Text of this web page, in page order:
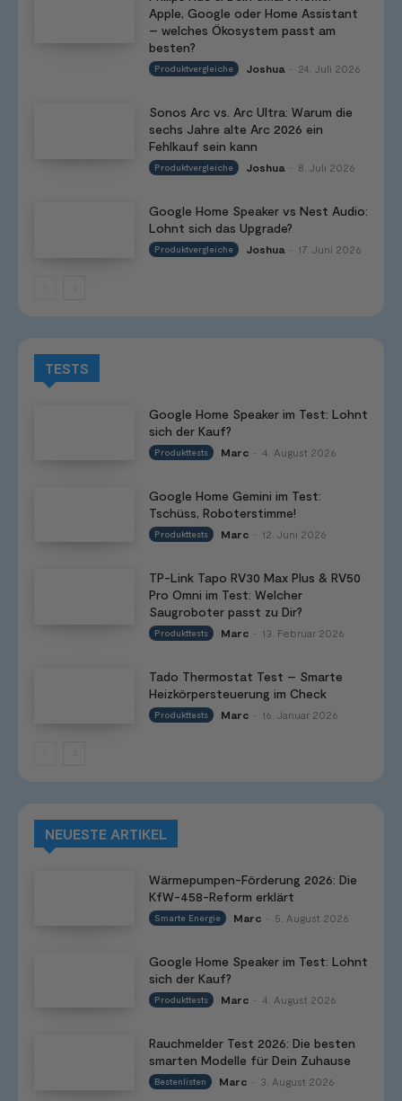
Apple, Google oder Home Assistant
– welches Ökosystem passt am
besten?
Produktvergleiche Joshua 24. Juli 2026
Sonos Arc vs. Arc Ultra: Warum die
sechs Jahre alte Arc 2026 ein
Fehlkauf sein kann
Produktvergleiche Joshua 8. Juli 2026
Google Home Speaker vs Nest Audio:
Lohnt sich das Upgrade?
Produktvergleiche Joshua 17. Juni 2026
TESTS
Google Home Speaker im Test: Lohnt
sich der Kauf?
Produkttests Marc 4. August 2026
Google Home Gemini im Test:
Tschüss, Roboterstimme!
Produkttests Marc 12. Juni 2026
TP-Link Tapo RV30 Max Plus & RV50
Pro Omni im Test: Welcher
Saugroboter passt zu Dir?
Produkttests Marc 13. Februar 2026
Tado Thermostat Test – Smarte
Heizkörpersteuerung im Check
Produkttests Marc 16. Januar 2026
NEUESTE ARTIKEL
Wärmepumpen-Förderung 2026: Die
KfW-458-Reform erklärt
Smarte Energie Marc 5. August 2026
Google Home Speaker im Test: Lohnt
sich der Kauf?
Produkttests Marc 4. August 2026
Rauchmelder Test 2026: Die besten
smarten Modelle für Dein Zuhause
Bestenlisten Marc 3. August 2026